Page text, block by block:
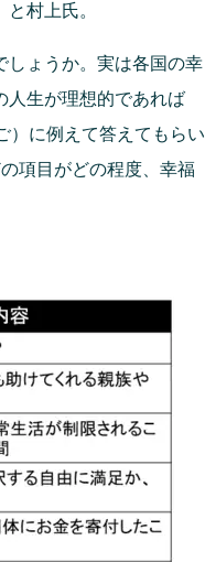
村上氏。
しょうか。実は各国の幸
人生が理想的であれば
）に例えて答えてもらい
項目がどの程度、幸福